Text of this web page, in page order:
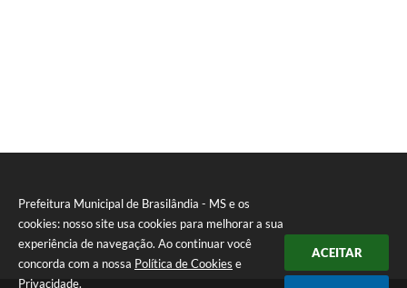
Prefeitura Municipal de Brasilândia - MS e os
cookies: nosso site usa cookies para melhorar a sua
experiência de navegação. Ao continuar você
concorda com a nossa Política de Cookies e
Privacidade.
ACEITAR